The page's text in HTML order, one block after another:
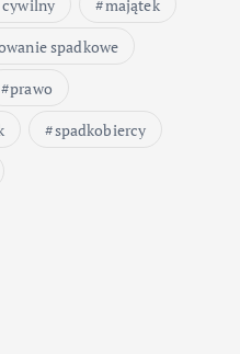
cywilny
majątek
spadkowe
prawo
spadkobiercy